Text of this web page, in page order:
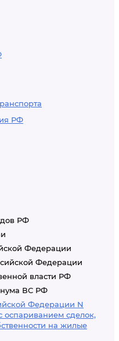
РФ
РФ
Федерации
Федерации
власти РФ
ВС РФ
Федерации N
оспариванием сделок,
на жилые